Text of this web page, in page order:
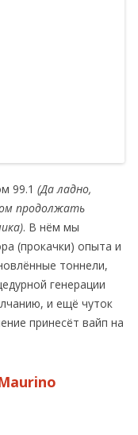
99.1 (Да ладно,
продолжать
. В нём мы
(прокачки) опыта и
тоннели,
генерации
и ещё чуток
принесёт вайп на